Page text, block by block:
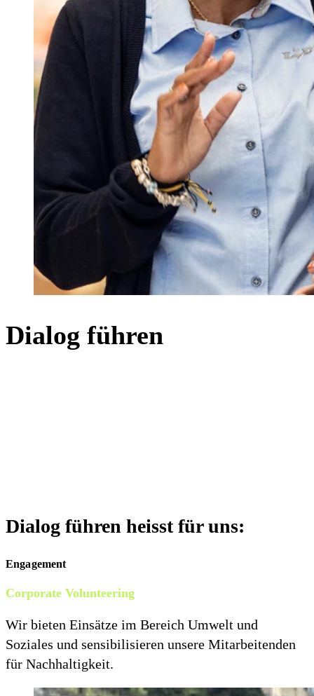
Dialog führen
Dialog führen heisst für uns:
Engagement
Corporate Volunteering
Wir bieten Einsätze im Bereich Umwelt und
Soziales und sensibilisieren unsere Mitarbeitenden
für Nachhaltigkeit.